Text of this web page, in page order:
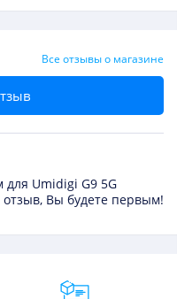
Все отзывы о магазине
для Umidigi G9 5G
Вы будете первым!